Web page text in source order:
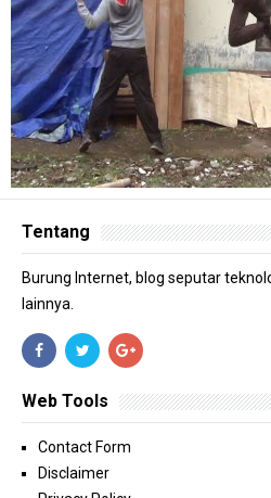
Tentang
Burung Internet, blog seputar
lainnya.
Web Tools
Contact Form
Disclaimer